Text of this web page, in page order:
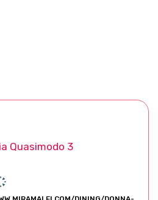
Quasimodo 3